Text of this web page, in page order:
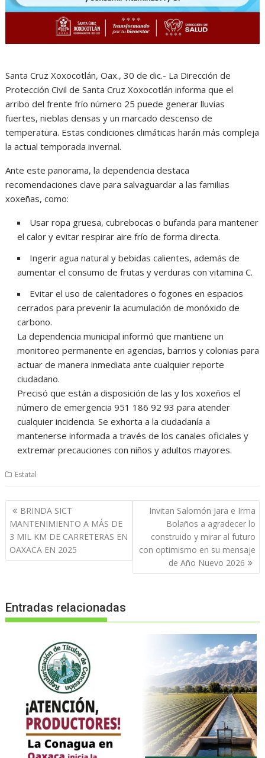
Santa Cruz Xoxocotlán, Oax., 30 de dic.- La Dirección de
Protección Civil de Santa Cruz Xoxocotlán informa que el
arribo del frente frío número 25 puede generar lluvias
fuertes, nieblas densas y un marcado descenso de
temperatura. Estas condiciones climáticas harán más compleja
la actual temporada invernal.
Ante este panorama, la dependencia destaca
recomendaciones clave para salvaguardar a las familias
xoxeñas, como:
Usar ropa gruesa, cubrebocas o bufanda para mantener
el calor y evitar respirar aire frío de forma directa.
Ingerir agua natural y bebidas calientes, además de
aumentar el consumo de frutas y verduras con vitamina C.
Evitar el uso de calentadores o fogones en espacios
cerrados para prevenir la acumulación de monóxido de
carbono.
La dependencia municipal informó que mantiene un
monitoreo permanente en agencias, barrios y colonias para
actuar de manera inmediata ante cualquier reporte
ciudadano.
Precisó que están a disposición de las y los xoxeños el
número de emergencia 951 186 92 93 para atender
cualquier incidencia. Se exhorta a la ciudadanía a
mantenerse informada a través de los canales oficiales y
extremar precauciones con niños y adultos mayores.
Estatal
Navegación
de
entradas
BRINDA SICT
MANTENIMIENTO A MÁS DE
3 MIL KM DE CARRETERAS EN
OAXACA EN 2025
Invitan Salomón Jara e Irma
Bolaños a agradecer lo
construido y mirar al futuro
con optimismo en su mensaje
de Año Nuevo 2026
Entradas relacionadas